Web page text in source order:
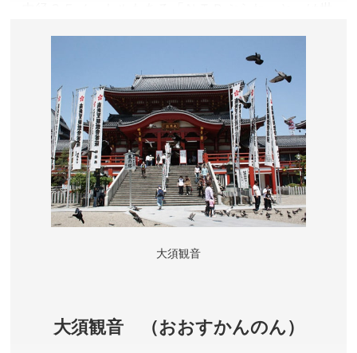
ある映像・音楽とともに楽しめます。また、竜巻ラ
ボなど大型展示をはじめ、約２６０種類の展示を楽
しみながら、科学に親しめます。
愛知県名古屋市
観覧料／展示室とプラネタリウム:大人800円、大学・高
校生(要・学生証)500円、小人(中学生以下)無料、展示
室のみ:大人400円、大学・高校生(要・学生証)200円、
小人(中学生以下)無料
定休日／月曜日(祝日の場合は開館し、直後の平日を休
アクセス／地下鉄東山線・鶴舞線 伏見駅(4・５番出口)
より徒歩約5分 ※詳しくは公式サイトをご確認くださ
大須観音
大須観音 （おおすかんのん）